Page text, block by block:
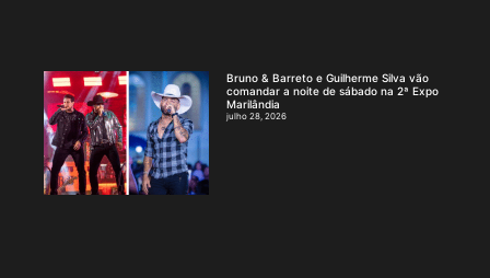
Bruno & Barreto e Guilherme Silva vão
comandar a noite de sábado na 2ª Expo
Marilândia
julho 28, 2026